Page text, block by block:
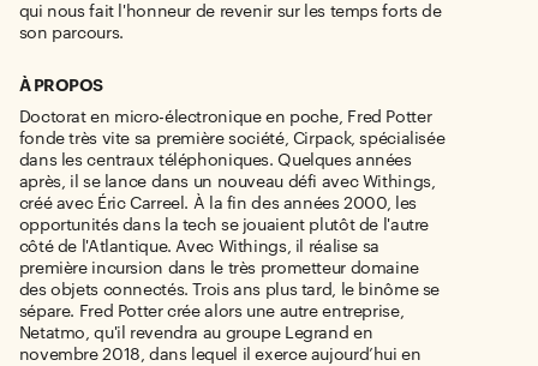
qui nous fait l'honneur de revenir sur les temps forts de
son parcours.
À PROPOS
Doctorat en micro-électronique en poche, Fred Potter
fonde très vite sa première société, Cirpack, spécialisée
dans les centraux téléphoniques. Quelques années
après, il se lance dans un nouveau défi avec Withings,
créé avec Éric Carreel. À la fin des années 2000, les
opportunités dans la tech se jouaient plutôt de l'autre
côté de l'Atlantique. Avec Withings, il réalise sa
première incursion dans le très prometteur domaine
des objets connectés. Trois ans plus tard, le binôme se
sépare. Fred Potter crée alors une autre entreprise,
Netatmo, qu'il revendra au groupe Legrand en
novembre 2018, dans lequel il exerce aujourd’hui en